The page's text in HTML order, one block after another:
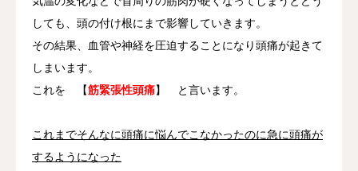
しても、頭の付け根にまで影響していきます。
その結果、血管や神経を圧迫することになり頭痛が起きて
しまいます。
これを 【筋緊張性頭痛】 と言います。
これまでそんなに頭痛に悩んでこなかったのに急に頭痛が
するようになった